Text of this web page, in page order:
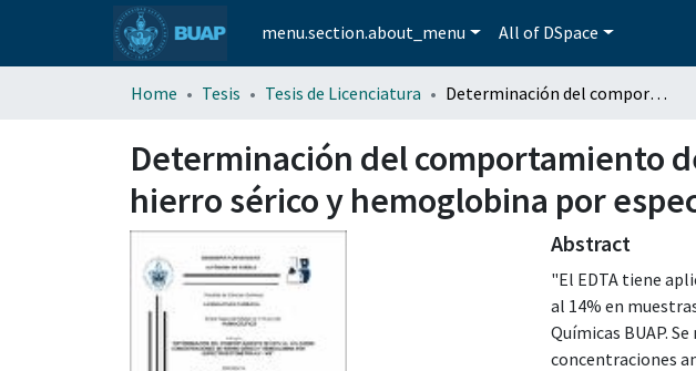
menu.section.about_menu All of DSpace
Home Tesis Tesis de Licenciatura Determinación del comportamiento de EDTA al 14% sobre concentraciones de hierro sérico y hemoglobina por espectrofotometría UV-VIS
Determinación del comportamiento
hierro sérico y hemoglobina por
Abstract
"El EDTA tiene
al 14% en
Químicas BUAP.
concentraciones